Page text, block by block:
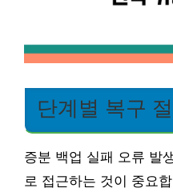
단계별 복구
증분 백업 실패 오류 발
로 접근하는 것이 중요